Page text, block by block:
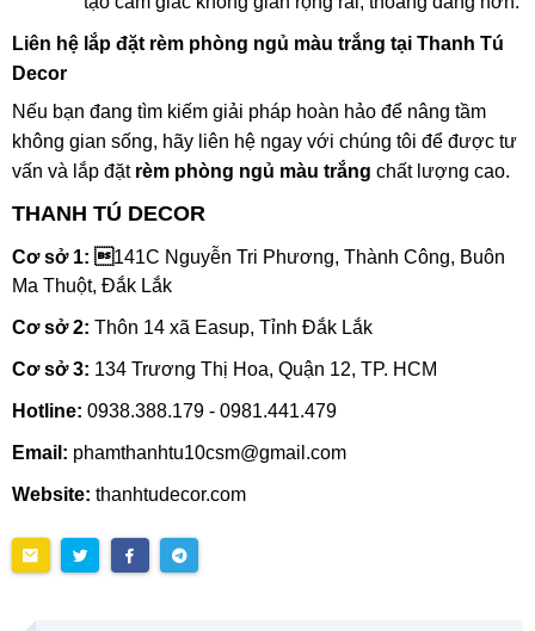
Liên hệ lắp đặt rèm phòng ngủ màu trắng tại Thanh Tú
Decor
Nếu bạn đang tìm kiếm giải pháp hoàn hảo để nâng tầm
không gian sống, hãy liên hệ ngay với chúng tôi để được tư
vấn và lắp đặt rèm phòng ngủ màu trắng chất lượng cao.
THANH TÚ DECOR
Cơ sở 1: 141C Nguyễn Tri Phương, Thành Công, Buôn
Ma Thuột, Đắk Lắk
Cơ sở 2: Thôn 14 xã Easup, Tỉnh Đắk Lắk
Cơ sở 3: 134 Trương Thị Hoa, Quận 12, TP. HCM
Hotline: 0938.388.179 - 0981.441.479
Email: phamthanhtu10csm@gmail.com
Website: thanhtudecor.com